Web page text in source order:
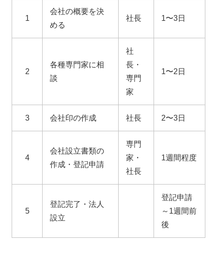
1
会社の概要を決
める
社長 1〜3日
2
各種専門家に相
談
社
長・
専門
家
1〜2日
3 会社印の作成 社長 2〜3日
4
会社設立書類の
作成・登記申請
専門
家・
社長
1週間程度
5
登記完了・法人
設立
登記申請
～1週間前
後